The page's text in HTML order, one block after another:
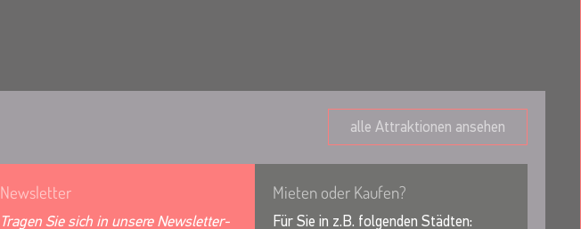
alle Attraktionen ansehen
Newsletter
Tragen Sie sich in unsere Newsletter-
Mieten oder Kaufen?
Für Sie in z.B. folgenden Städten: